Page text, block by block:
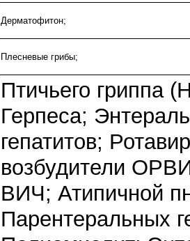
Дерматофитон;
Плесневые грибы;
Птичьего гриппа
Герпеса;
гепатитов;
возбудители
ВИЧ; Атипичной
Парентеральных